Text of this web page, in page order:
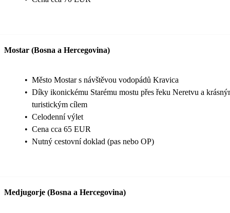
Mostar (Bosna a Hercegovina)
• Město Mostar s návštěvou vodopádů Kravica
• Díky ikonickému Starému mostu přes řeku Neretvu a
turistickým cílem
• Celodenní výlet
• Cena cca 65 EUR
• Nutný cestovní doklad (pas nebo OP)
Medjugorje (Bosna a Hercegovina)